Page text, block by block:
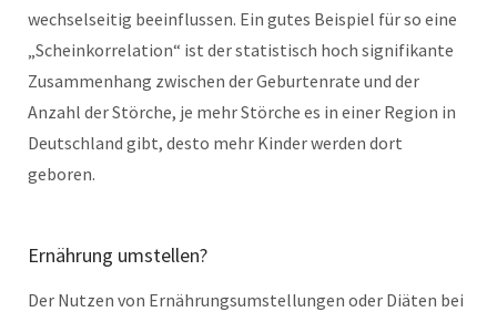
wechselseitig beeinflussen. Ein gutes Beispiel für so eine
„Scheinkorrelation“ ist der statistisch hoch signifikante
Zusammenhang zwischen der Geburtenrate und der
Anzahl der Störche, je mehr Störche es in einer Region in
Deutschland gibt, desto mehr Kinder werden dort
geboren.
Ernährung umstellen?
Der Nutzen von Ernährungsumstellungen oder Diäten bei